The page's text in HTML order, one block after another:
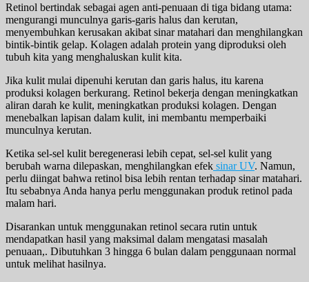
Retinol bertindak sebagai agen anti-penuaan di tiga bidang utama:
mengurangi munculnya garis-garis halus dan kerutan,
menyembuhkan kerusakan akibat sinar matahari dan menghilangkan
bintik-bintik gelap. Kolagen adalah protein yang diproduksi oleh
tubuh kita yang menghaluskan kulit kita.
Jika kulit mulai dipenuhi kerutan dan garis halus, itu karena
produksi kolagen berkurang. Retinol bekerja dengan meningkatkan
aliran darah ke kulit, meningkatkan produksi kolagen. Dengan
menebalkan lapisan dalam kulit, ini membantu memperbaiki
munculnya kerutan.
Ketika sel-sel kulit beregenerasi lebih cepat, sel-sel kulit yang
berubah warna dilepaskan, menghilangkan efek sinar UV. Namun,
perlu diingat bahwa retinol bisa lebih rentan terhadap sinar matahari.
Itu sebabnya Anda hanya perlu menggunakan produk retinol pada
malam hari.
Disarankan untuk menggunakan retinol secara rutin untuk
mendapatkan hasil yang maksimal dalam mengatasi masalah
penuaan,. Dibutuhkan 3 hingga 6 bulan dalam penggunaan normal
untuk melihat hasilnya.